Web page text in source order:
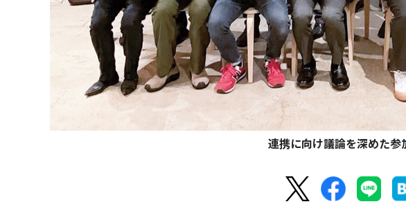
連携に向け議論を深めた参